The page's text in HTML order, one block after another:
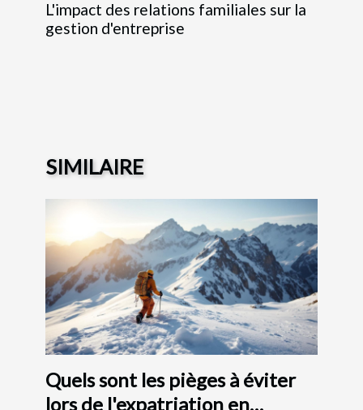
L'impact des relations familiales sur la
gestion d'entreprise
SIMILAIRE
Quels sont les pièges à éviter
lors de l'expatriation en